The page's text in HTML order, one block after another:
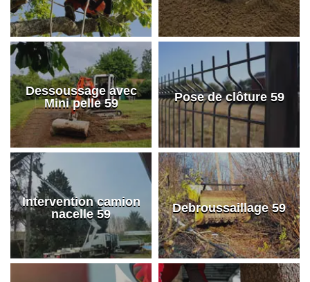
Dessoussage avec
Mini pelle 59
Pose de clôture 59
Intervention camion
nacelle 59
Debroussaillage 59